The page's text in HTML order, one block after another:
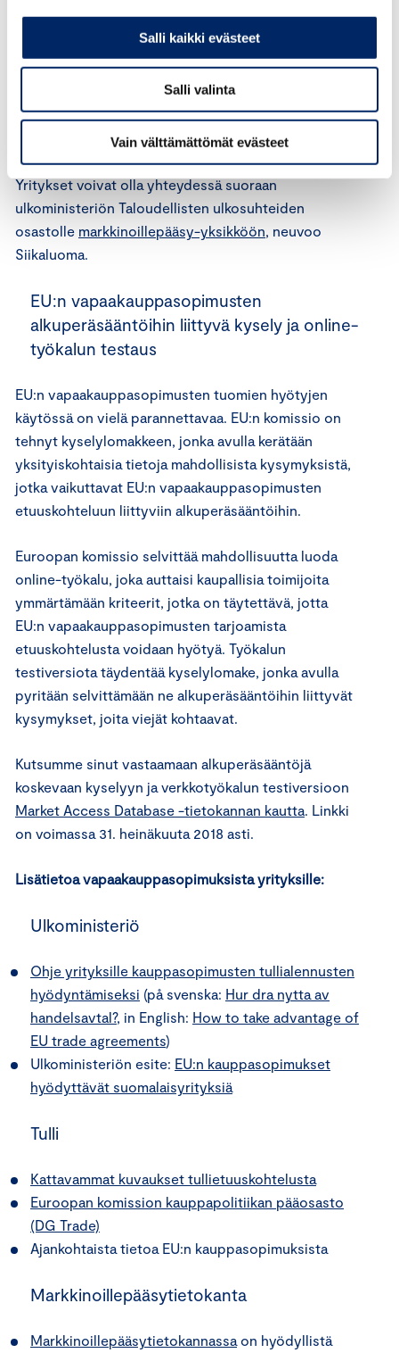
Salli kaikki evästeet
Salli valinta
Vain välttämättömät evästeet
voimaantuloon. Tietoa on tarjolla muun muassa sekä
että kansainvälisen kaupan
aikakauslehtiKauppapolitiikanverkkosivuilla ja
sosiaalisen median kanavilla.
Mikäli sopimuksen hyödyntämisessä on ongelmia,
ulkoministeriö auttaa niiden ratkaisemisessa.
Yritykset voivat olla yhteydessä suoraan
ulkoministeriön Taloudellisten ulkosuhteiden
osastolle markkinoillepääsy-yksikköön , neuvoo
Siikaluoma.
EU:n vapaakauppasopimusten
alkuperäsääntöihin liittyvä kysely ja online-
työkalun testaus
EU:n vapaakauppasopimusten tuomien hyötyjen
käytössä on vielä parannettavaa. EU:n komissio on
tehnyt kyselylomakkeen, jonka avulla kerätään
yksityiskohtaisia tietoja mahdollisista kysymyksistä,
jotka vaikuttavat EU:n vapaakauppasopimusten
etuuskohteluun liittyviin alkuperäsääntöihin.
Euroopan komissio selvittää mahdollisuutta luoda
online-työkalu, joka auttaisi kaupallisia toimijoita
ymmärtämään kriteerit, jotka on täytettävä, jotta
EU:n vapaakauppasopimusten tarjoamista
etuuskohtelusta voidaan hyötyä. Työkalun
testiversiota täydentää kyselylomake, jonka avulla
pyritään selvittämään ne alkuperäsääntöihin liittyvät
kysymykset, joita viejät kohtaavat.
Kutsumme sinut vastaamaan alkuperäsääntöjä
koskevaan kyselyyn ja verkkotyökalun testiversioon
Market Access Database -tietokannan kautta . Linkki
on voimassa 31. heinäkuuta 2018 asti.
Lisätietoa vapaakauppasopimuksista yrityksille:
Ulkoministeriö
Ohje yrityksille kauppasopimusten tullialennusten
hyödyntämiseksi (på svenska: Hur dra nytta av
handelsavtal?, in English: How to take advantage of
EU trade agreements)
Ulkoministeriön esite: EU:n kauppasopimukset
hyödyttävät suomalaisyrityksiä
Tulli
Kattavammat kuvaukset tullietuuskohtelusta
Euroopan komission kauppapolitiikan pääosasto
(DG Trade)
Ajankohtaista tietoa EU:n kauppasopimuksista
Markkinoillepääsytietokanta
Markkinoillepääsytietokannassa on hyödyllistä